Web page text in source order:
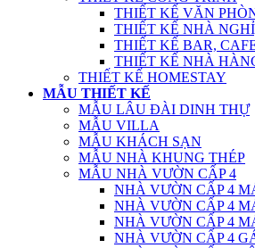
THIẾT KẾ VĂN
THIẾT KẾ NHÀ
THIẾT KẾ BAR,
THIẾT KẾ NHÀ
THIẾT KẾ HOMESTAY
MẪU THIẾT KẾ
MẪU LÂU ĐÀI DINH THỰ
MẪU VILLA
MẪU KHÁCH SẠN
MẪU NHÀ KHUNG THÉP
MẪU NHÀ VƯỜN CẤP 4
NHÀ VƯỜN CẤP 4
NHÀ VƯỜN CẤP 4
NHÀ VƯỜN CẤP 4
NHÀ VƯỜN CẤP 4